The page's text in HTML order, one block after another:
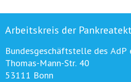
Arbeitskreis der
Bundesgeschäftstelle des AdP
Thomas-Mann-Str. 40
53111 Bonn